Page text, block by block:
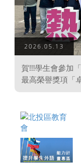
2026.05.13
賀!!!學生會參加
最高榮譽獎項「
上
一
頁